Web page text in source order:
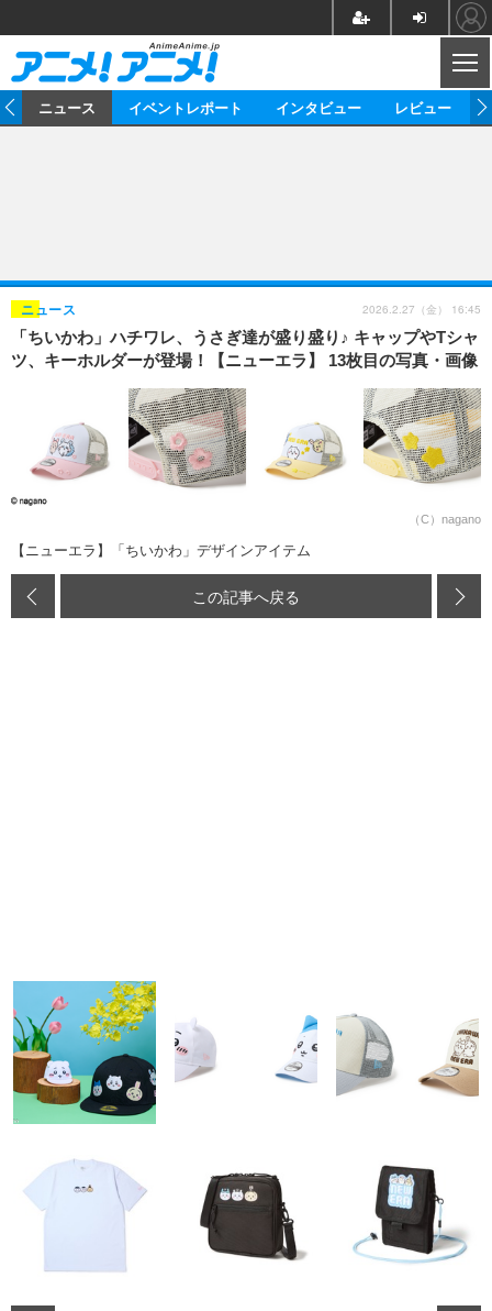
ゲーム グッズ
海外イベント ビジネス
俳優・タレント アーティスト
ビジネス
アニメ 実写
書評 イベント
ゲーム 座談会
動画
アニメ 映画/ドラマ
アニメ！アニメ！TV ABEMA Cafe
連載・コラム
ニュース イベントレポート インタビュー レビュー
「ちいかわ」ハチワレ、うさぎ達が盛り盛り♪ キャップやTシャ
ツ、キーホルダーが登場！【ニューエラ】 13枚目の写真・画像
ニュース 2026.2.27（金） 16:45
（C）nagano
【ニューエラ】「ちいかわ」デザインアイテム
この記事へ戻る